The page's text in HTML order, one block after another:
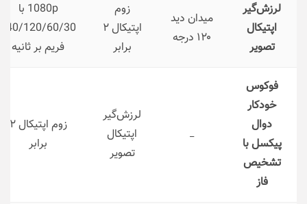
لرزش‌گیر
اپتیکال
تصویر
میدان دید
۱۲۰ درجه
زوم
اپتیکال ۲
برابر
1080p با
240/120/60/30
فریم بر ثانیه
فوکوس
خودکار
دوال
پیکسل با
تشخیص
فاز
_
لرزش‌گیر
اپتیکال
تصویر
زوم اپتیکال ۲
برابر